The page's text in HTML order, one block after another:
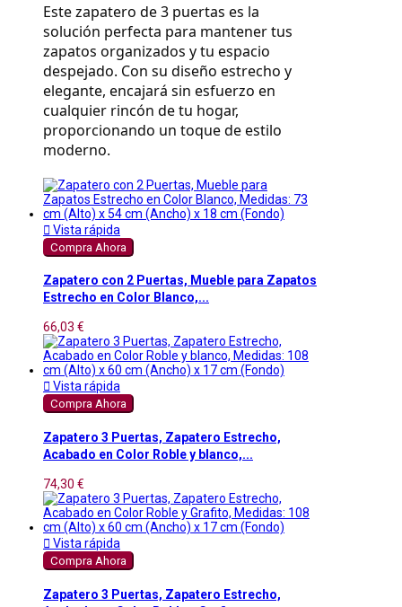
Este zapatero de 3 puertas es la
solución perfecta para mantener tus
zapatos organizados y tu espacio
despejado. Con su diseño estrecho y
elegante, encajará sin esfuerzo en
cualquier rincón de tu hogar,
proporcionando un toque de estilo
moderno.
 Vista rápida
Compra Ahora
Zapatero con 2 Puertas, Mueble para Zapatos
Estrecho en Color Blanco,...
66,03 €
 Vista rápida
Compra Ahora
Zapatero 3 Puertas, Zapatero Estrecho,
Acabado en Color Roble y blanco,...
74,30 €
 Vista rápida
Compra Ahora
Zapatero 3 Puertas, Zapatero Estrecho,